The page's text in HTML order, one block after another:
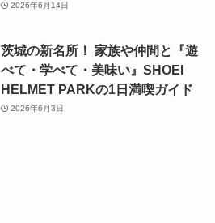
2026年6月14日
茨城の新名所！ 家族や仲間と『遊
べて・学べて・美味い』SHOEI
HELMET PARKの1日満喫ガイド
2026年6月3日